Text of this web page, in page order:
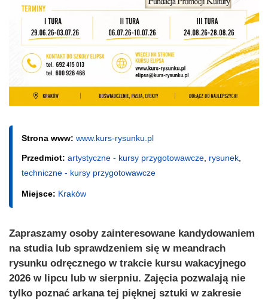
Strona www: www.kurs-rysunku.pl
Przedmiot: artystyczne - kursy przygotowawcze, rysunek,
techniczne - kursy przygotowawcze
Miejsce: Kraków
Zapraszamy osoby zainteresowane kandydowaniem
na studia lub sprawdzeniem się w meandrach
rysunku odręcznego w trakcie kursu wakacyjnego
2026 w lipcu lub w sierpniu. Zajęcia pozwalają nie
tylko poznać arkana tej pięknej sztuki w zakresie